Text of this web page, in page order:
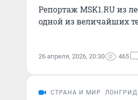
Репортаж MSK1.RU из
одной из величайших
26 апреля, 2026, 20:30 465
СТРАНА И МИР ЛОНГРИД